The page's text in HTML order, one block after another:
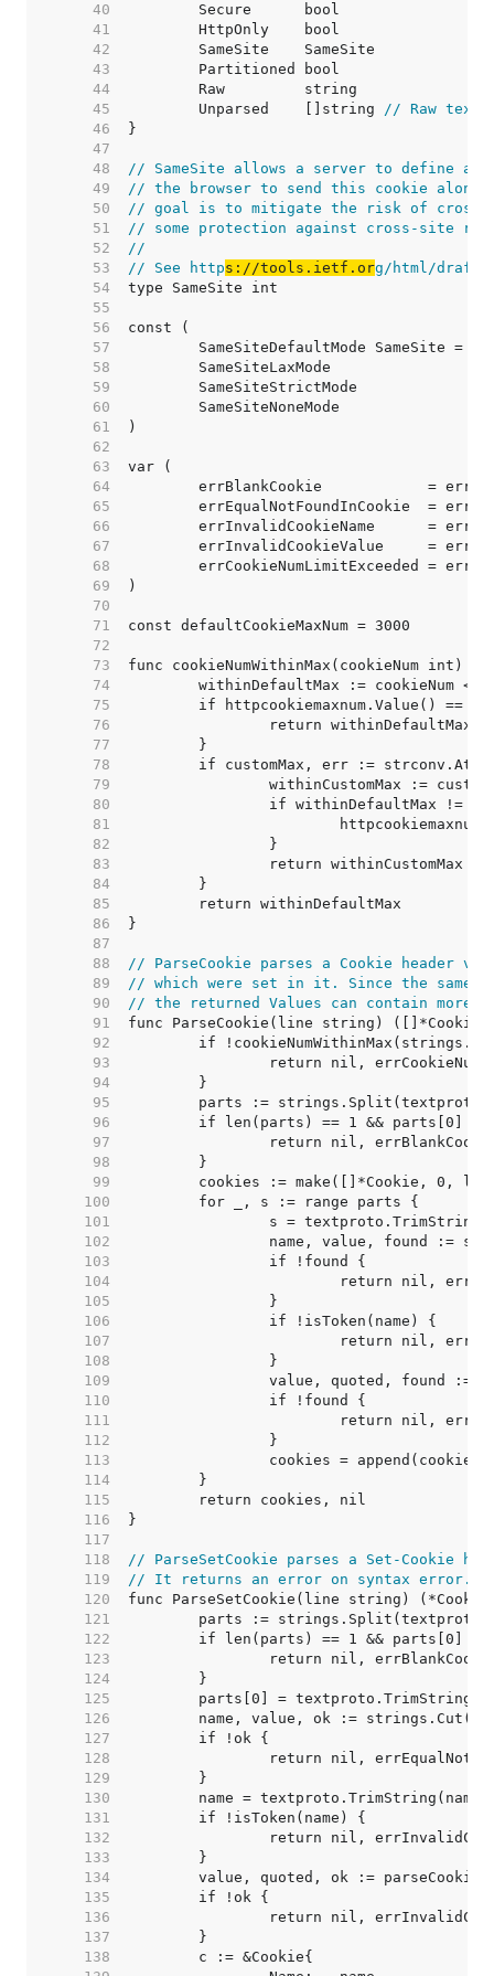
    40
    41
    42
    43
    44
    45
	Unparsed    []string
// Raw text
    46
    47
    48
// SameSite allows a server to define a
    49
// the browser to send this cookie along
    50
// goal is to mitigate the risk of cross-
    51
// some protection against cross-site
    52
//
    53
// See https://tools.ietf.org/html/draft-
    54
    55
    56
    57
    58
    59
    60
    61
    62
    63
    64
    65
    66
    67
    68
    69
    70
    71
    72
    73
    74
    75
    76
    77
    78
    79
    80
    81
    82
    83
    84
    85
    86
    87
    88
// ParseCookie parses a Cookie header
    89
// which were set in it. Since the same
    90
// the returned Values can contain more
    91
    92
    93
    94
    95
    96
    97
    98
    99
   100
   101
   102
   103
   104
   105
   106
   107
   108
   109
   110
   111
   112
   113
   114
   115
   116
   117
   118
// ParseSetCookie parses a Set-Cookie
   119
// It returns an error on syntax error.
   120
   121
   122
   123
   124
   125
   126
   127
   128
   129
   130
   131
   132
   133
   134
   135
   136
   137
   138